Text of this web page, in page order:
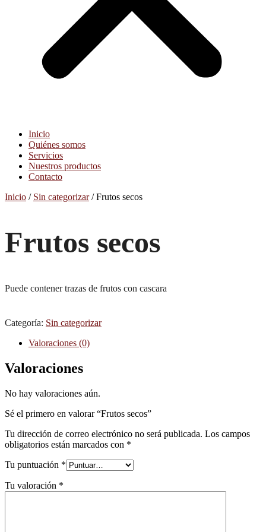
Inicio
Quiénes somos
Servicios
Nuestros productos
Contacto
Inicio / Sin categorizar/ Frutos secos
Frutos secos
Puede contener trazas de frutos con cascara
Categoría: Sin categorizar
Valoraciones (0)
Valoraciones
No hay valoraciones aún.
Sé el primero en valorar “Frutos secos”
Tu dirección de correo electrónico no será publicada. Los campos
obligatorios están marcados con *
Tu puntuación *
Tu valoración *